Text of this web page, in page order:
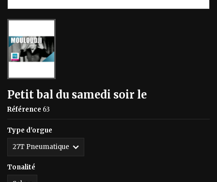
Petit bal du samedi soir le
Référence 63
Type d'orgue
Tonalité